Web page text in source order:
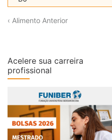
‹ Alimento Anterior
Acelere sua carreira
profissional